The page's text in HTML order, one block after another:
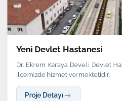
Yeni Devlet Hastanesi
Dr. Ekrem Karaya Develi Devlet
ilçemizde hizmet vermektetidir.
Proje Detayı